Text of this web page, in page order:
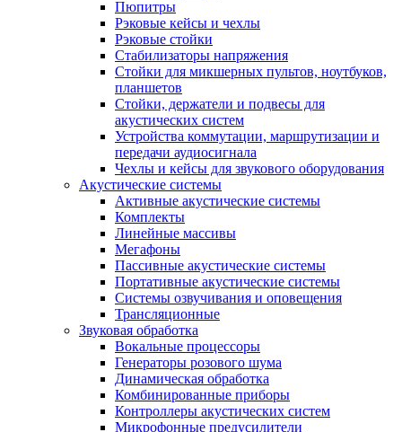
Пюпитры
Рэковые кейсы и чехлы
Рэковые стойки
Стабилизаторы напряжения
Стойки для микшерных пультов, ноутбуков,
планшетов
Стойки, держатели и подвесы для
акустических систем
Устройства коммутации, маршрутизации и
передачи аудиосигнала
Чехлы и кейсы для звукового оборудования
Акустические системы
Активные акустические системы
Комплекты
Линейные массивы
Мегафоны
Пассивные акустические системы
Портативные акустические системы
Системы озвучивания и оповещения
Трансляционные
Звуковая обработка
Вокальные процессоры
Генераторы розового шума
Динамическая обработка
Комбинированные приборы
Контроллеры акустических систем
Микрофонные предусилители